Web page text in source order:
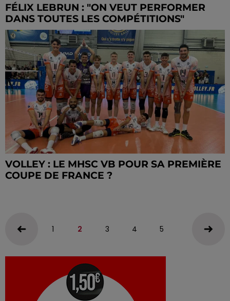
FÉLIX LEBRUN : "ON VEUT PERFORMER
DANS TOUTES LES COMPÉTITIONS"
VOLLEY : LE MHSC VB POUR SA PREMIÈRE
COUPE DE FRANCE ?
1 2 3 4 5